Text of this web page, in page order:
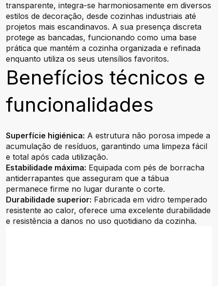
transparente, integra-se harmoniosamente em diversos
estilos de decoração, desde cozinhas industriais até
projetos mais escandinavos. A sua presença discreta
protege as bancadas, funcionando como uma base
prática que mantém a cozinha organizada e refinada
enquanto utiliza os seus utensílios favoritos.
Benefícios técnicos e
funcionalidades
Superfície higiénica: A estrutura não porosa impede a
acumulação de resíduos, garantindo uma limpeza fácil
e total após cada utilização.
Estabilidade máxima: Equipada com pés de borracha
antiderrapantes que asseguram que a tábua
permanece firme no lugar durante o corte.
Durabilidade superior: Fabricada em vidro temperado
resistente ao calor, oferece uma excelente durabilidade
e resistência a danos no uso quotidiano da cozinha.